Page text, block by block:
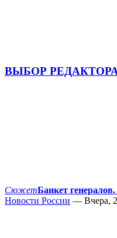
ВЫБОР
СюжетБанкет
Новости России — Вчера,